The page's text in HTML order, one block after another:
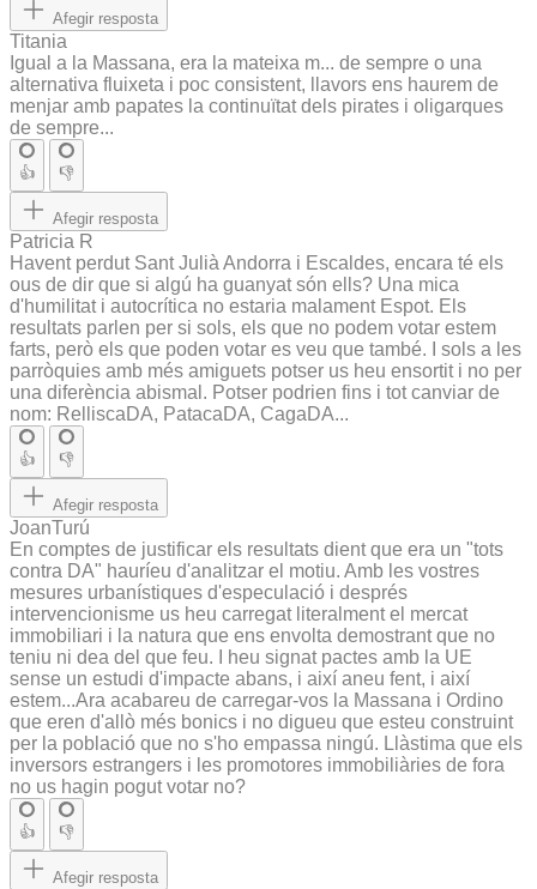
Afegir resposta
Titania
Igual a la Massana, era la mateixa m... de sempre o una
alternativa fluixeta i poc consistent, llavors ens haurem de
menjar amb papates la continuïtat dels pirates i oligarques
de sempre...
👍 👎
Afegir resposta
Patricia R
Havent perdut Sant Julià Andorra i Escaldes, encara té els
ous de dir que si algú ha guanyat són ells? Una mica
d'humilitat i autocrítica no estaria malament Espot. Els
resultats parlen per si sols, els que no podem votar estem
farts, però els que poden votar es veu que també. I sols a les
parròquies amb més amiguets potser us heu ensortit i no per
una diferència abismal. Potser podrien fins i tot canviar de
nom: RelliscaDA, PatacaDA, CagaDA...
👍 👎
Afegir resposta
JoanTurú
En comptes de justificar els resultats dient que era un "tots
contra DA" hauríeu d'analitzar el motiu. Amb les vostres
mesures urbanístiques d'especulació i després
intervencionisme us heu carregat literalment el mercat
immobiliari i la natura que ens envolta demostrant que no
teniu ni dea del que feu. I heu signat pactes amb la UE
sense un estudi d'impacte abans, i així aneu fent, i així
estem...Ara acabareu de carregar-vos la Massana i Ordino
que eren d'allò més bonics i no digueu que esteu construint
per la població que no s'ho empassa ningú. Llàstima que els
inversors estrangers i les promotores immobiliàries de fora
no us hagin pogut votar no?
👍 👎
Afegir resposta